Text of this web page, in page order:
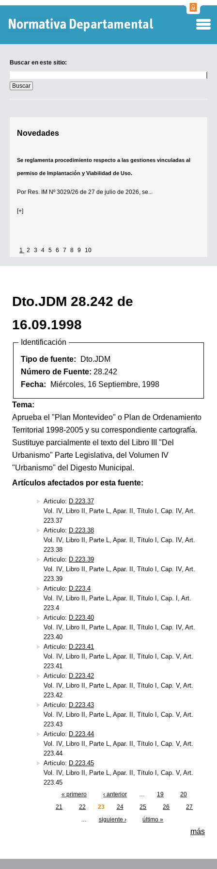
Buscar en este sitio:
en
este
sitio:
Novedades
Se reglamenta procedimiento respecto a las gestiones vinculadas al
permiso de Implantación y Viabilidad de Uso.
Por Res. IM Nº 3029/26 de 27 de julio de 2026, se...
[+]
1 2 3 4 5 6 7 8 9 10
Dto.JDM 28.242 de
16.09.1998
Identificación
Tipo de fuente:
Dto.JDM
Número de Fuente: 28.242
Fecha:
Miércoles, 16 Septiembre, 1998
Tema:
Aprueba el "Plan Montevideo" o Plan de Ordenamiento
Territorial 1998-2005 y su correspondiente cartografía.
Sustituye parcialmente el texto del Libro III "Del
Urbanismo" Parte Legislativa, del Volumen IV
"Urbanismo" del Digesto Municipal.
Artículos afectados por esta fuente:
Articulo: D.223.37
Vol. IV, Libro II, Parte L, Apar. II, Título I, Cap. IV, Art.
223.37
Articulo: D.223.38
Vol. IV, Libro II, Parte L, Apar. II, Título I, Cap. IV, Art.
223.38
Articulo: D.223.39
Vol. IV, Libro II, Parte L, Apar. II, Título I, Cap. IV, Art.
223.39
Articulo: D.223.4
Vol. IV, Libro II, Parte L, Apar. II, Título I, Cap. I, Art.
223.4
Articulo: D.223.40
Vol. IV, Libro II, Parte L, Apar. II, Título I, Cap. IV, Art.
223.40
Articulo: D.223.41
Vol. IV, Libro II, Parte L, Apar. II, Título I, Cap. V, Art.
223.41
Articulo: D.223.42
Vol. IV, Libro II, Parte L, Apar. II, Título I, Cap. V, Art.
223.42
Articulo: D.223.43
Vol. IV, Libro II, Parte L, Apar. II, Título I, Cap. V, Art.
223.43
Articulo: D.223.44
Vol. IV, Libro II, Parte L, Apar. II, Título I, Cap. V, Art.
223.44
Articulo: D.223.45
Vol. IV, Libro II, Parte L, Apar. II, Título I, Cap. V, Art.
223.45
« primero ‹ anterior … 19
20
21
22 23 24 25 26
27
…
siguiente › último »
más